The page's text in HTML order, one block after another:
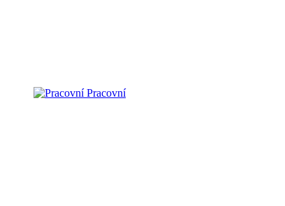
Pracovní